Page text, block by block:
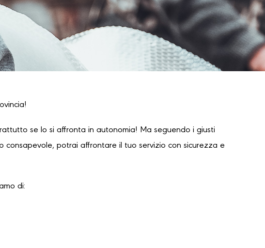
se lo si affronta in autonomia! Ma seguendo i giusti
potrai affrontare il tuo servizio con sicurezza e
di: